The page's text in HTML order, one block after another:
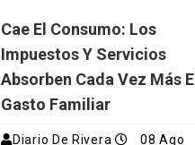
Cae El Consumo: Los
Impuestos Y Servicios
Absorben Cada Vez Más El
Gasto Familiar
Diario De Rivera 08 Ago